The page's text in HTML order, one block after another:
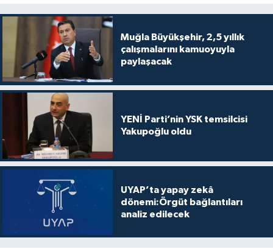
Muğla Büyükşehir, 2,5 yıllık
çalışmalarını kamuoyuyla
paylaşacak
YENİ Parti’nin YSK temsilcisi
Yakupoğlu oldu
UYAP’ta yapay zekâ
dönemi:Örgüt bağlantıları
analiz edilecek